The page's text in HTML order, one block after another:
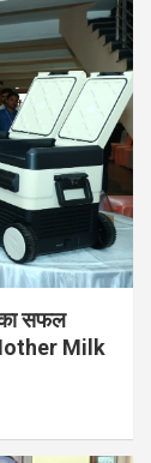
का सफल
Milk